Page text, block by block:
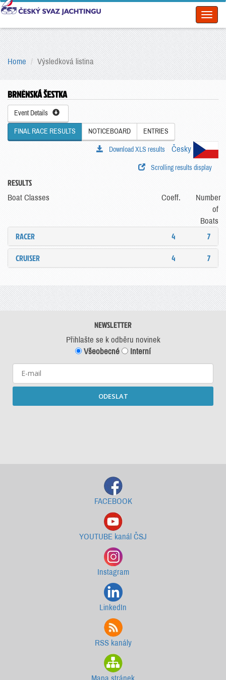
Home Výsledková listina
BRNĚNSKÁ ŠESTKA
Event Details
FINAL RACE RESULTS NOTICEBOARD ENTRIES
Česky
Download XLS results
Scrolling results display
RESULTS
Boat Classes Coeff.
Number
of
Boats
RACER 4
7
CRUISER
4 7
NEWSLETTER
Přihlašte se k odběru novinek
Všeobecné
Interní
ODESLAT
FACEBOOK
YOUTUBE kanál ČSJ
Instagram
LinkedIn
RSS kanály
Mapa stránek